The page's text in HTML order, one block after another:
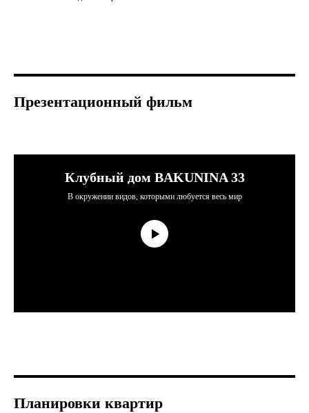
Презентационный фильм
Клубный дом BAKUNINA 33
В окружении видов, которыми любуется весь мир
Планировки квартир